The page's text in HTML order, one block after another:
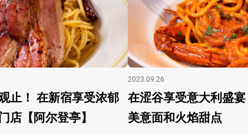
止！ 在新宿享受浓郁
店【阿尔登亭】
2023.09.26
在涩谷享受意大利盛
美意面和火焰甜点